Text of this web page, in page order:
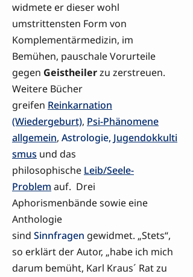
widmete er dieser wohl
umstrittensten Form von
Komplementärmedizin, im
Bemühen, pauschale Vorurteile
gegen Geistheilerzu zerstreuen.
Weitere Bücher
greifen Reinkarnation
(Wiedergeburt), Psi-Phänomene
allgemein, Astrologie, Jugendokkulti
smus und das
philosophische Leib/Seele-
Problem auf. Drei
Aphorismenbände sowie eine
Anthologie
sind Sinnfragen gewidmet. „Stets“,
so erklärt der Autor, „habe ich mich
darum bemüht, Karl Kraus´ Rat zu